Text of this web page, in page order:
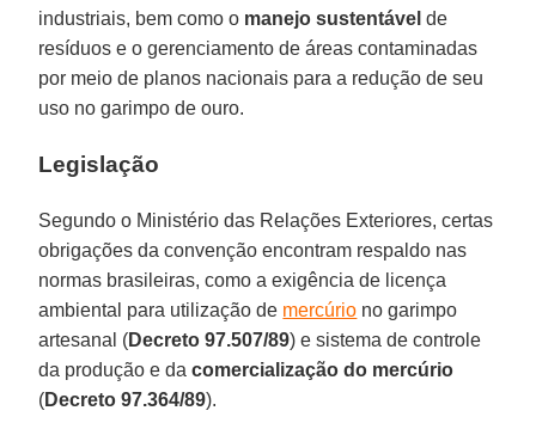
industriais, bem como o manejo sustentável de
resíduos e o gerenciamento de áreas contaminadas
por meio de planos nacionais para a redução de seu
uso no garimpo de ouro.
Legislação
Segundo o Ministério das Relações Exteriores, certas
obrigações da convenção encontram respaldo nas
normas brasileiras, como a exigência de licença
ambiental para utilização de mercúrio no garimpo
artesanal (Decreto 97.507/89) e sistema de controle
da produção e dacomercialização do mercúrio
(Decreto 97.364/89).